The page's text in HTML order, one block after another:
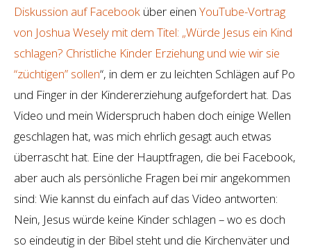
KONTAKT
LINKS
Diskussion auf Facebook über einen YouTube-Vortrag
von Joshua Wesely mit dem Titel: „Würde Jesus ein Kind
schlagen? Christliche Kinder Erziehung und wie wir sie
“züchtigen” sollen“, in dem er zu leichten Schlägen auf Po
und Finger in der Kindererziehung aufgefordert hat. Das
Video und mein Widerspruch haben doch einige Wellen
geschlagen hat, was mich ehrlich gesagt auch etwas
überrascht hat. Eine der Hauptfragen, die bei Facebook,
aber auch als persönliche Fragen bei mir angekommen
sind: Wie kannst du einfach auf das Video antworten:
Nein, Jesus würde keine Kinder schlagen – wo es doch
so eindeutig in der Bibel steht und die Kirchenväter und